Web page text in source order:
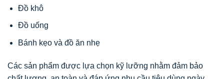
Đồ khô
Đồ uống
Bánh kẹo và đồ ăn nhẹ
Các sản phẩm được lựa chọn kỹ lưỡng nhằm đảm bảo